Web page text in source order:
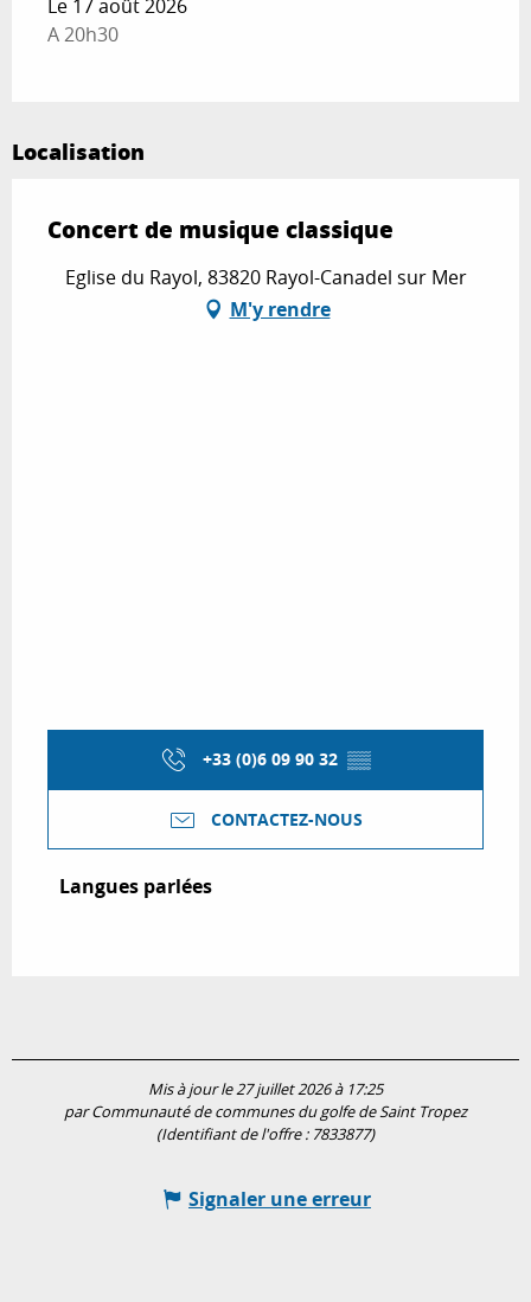
Le 17 août 2026
A 20h30
Localisation
Concert de musique classique
Eglise du Rayol, 83820 Rayol-Canadel sur Mer
M'y rendre
+33 (0)6 09 90 32 ▒▒
CONTACTEZ-NOUS
Langues parlées
Langues parlées
Mis à jour le 27 juillet 2026 à 17:25
par Communauté de communes du golfe de Saint Tropez
(Identifiant de l'offre : 7833877)
Signaler une erreur